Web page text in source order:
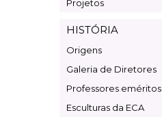
Projetos
HISTÓRIA
Origens
Galeria de Diretores
Professores eméritos
Esculturas da ECA